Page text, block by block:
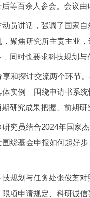
等百余人参会。 会议由
员讲话，强调了国家
聚焦研究所主责主业
同时也要求科技规划
和探讨交流两个环节
实例， 围绕申请书系
研究成果把握、前期
究员结合2024年国家
绕基金申报如何起好
规划与任务处张俊芝对
项申请规定、科研诚